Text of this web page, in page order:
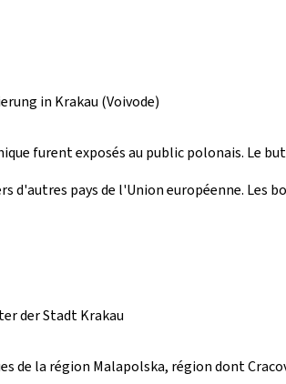
in Krakau (Voivode)
furent exposés au public polonais. Le
pays de l'Union européenne. Les
der Stadt Krakau
de la région Malapolska, région dont